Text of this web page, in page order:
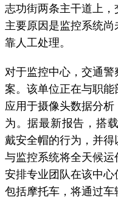
志功街两条主干道上，
主要原因是监控系统
靠人工处理。
对于监控中心，交通
案。该单位正在与职
应用于摄像头数据分
为。据最新报告，搭
戴安全帽的行为，并
与监控系统将全天候
安排专业团队在该中心
包括摩托车，将通过